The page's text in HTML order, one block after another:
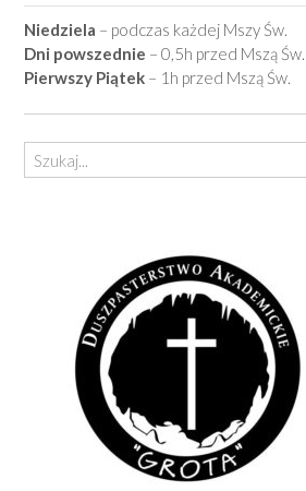
Niedziela – podczas każdej Mszy Św.
Dni powszednie – 0,5h przed Mszą Św.
Pierwszy Piątek – 1h przed Mszą Św.